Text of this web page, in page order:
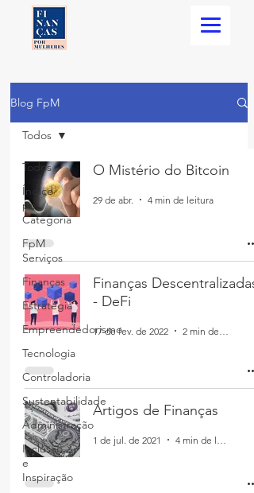
Blog FpM
Todos
Índice
por
Categoria
FpM
Serviços
Finanças
Estratégia
Empreendedorismo
Tecnologia
Controladoria
Sustentabilidade
Administração
Inclusão
e
Inspiração
Todos
O Mistério do Bitcoin
29 de abr. 4 min de leitura
Finanças Descentralizadas
- DeFi
17 de fev. de 2022
Artigos de Finanças
1 de jul. de 2021